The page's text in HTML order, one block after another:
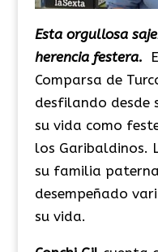
Esta orgullosa
herencia festera.
Comparsa de
desfilando desde
su vida como
los Garibaldinos.
su familia
desempeñado
su vida.